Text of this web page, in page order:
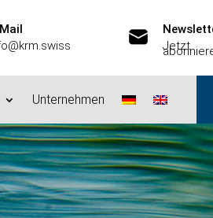
Jetzt
Unternehmen